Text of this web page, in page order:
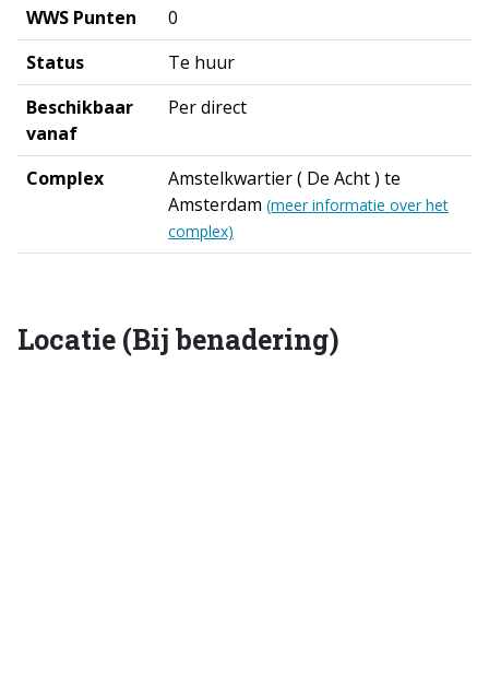
WWS Punten
0
Status
Te huur
Beschikbaar
vanaf
Per direct
Complex
Amstelkwartier ( De Acht ) te
Amsterdam (meer informatie over het
complex)
Locatie (Bij benadering)